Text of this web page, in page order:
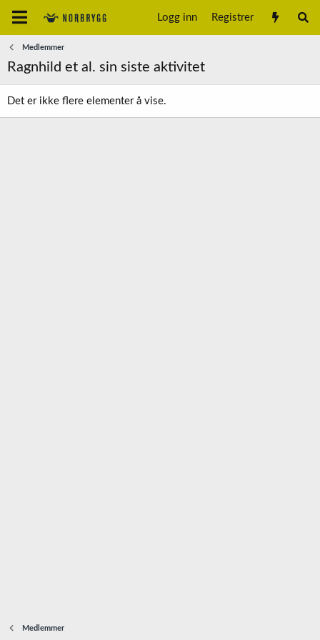
Logg inn Registrer
Medlemmer
Ragnhild et al. sin siste aktivitet
Det er ikke flere elementer å vise.
Medlemmer